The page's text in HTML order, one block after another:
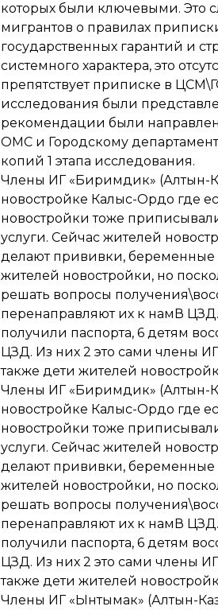
которых были ключевыми. Это
мигрантов о правилах
государственных гарантий и
системного характера, это
препятствует приписке в
исследования были
рекомендации были
ОМС и Городскому
копий 1 этапа исследования.
Члены ИГ «Биримдик» (Алтын-
новостройке Калыс-Ордо где
новостройки тоже
услуги. Сейчас жителей
делают прививки, беременные
жителей новостройки, но
решать вопросы
перенаправляют их к намВ
получили паспорта, 6 детям
ЦЗД. Из них 2 это сами члены
также дети жителей
Члены ИГ «Биримдик» (Алтын-
новостройке Калыс-Ордо где
новостройки тоже
услуги. Сейчас жителей
делают прививки, беременные
жителей новостройки, но
решать вопросы
перенаправляют их к намВ
получили паспорта, 6 детям
ЦЗД. Из них 2 это сами члены
также дети жителей
Члены ИГ «Ынтымак» (Алтын-